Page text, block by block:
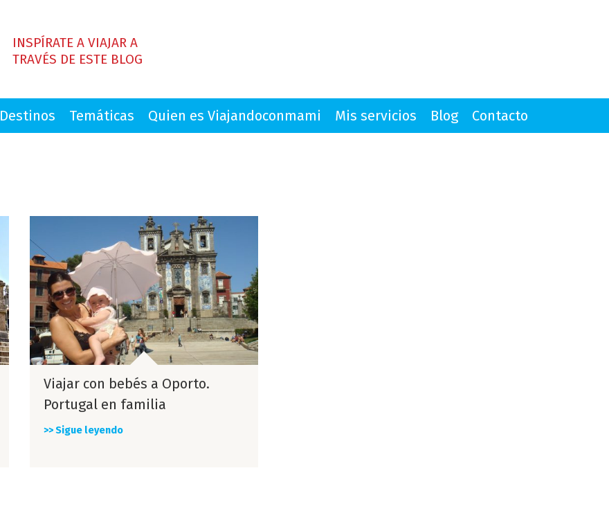
INSPÍRATE A VIAJAR A
TRAVÉS DE ESTE BLOG
Destinos Temáticas Quien es Viajandoconmami Mis servicios Blog Contacto
Viajar con bebés a Oporto.
Portugal en familia
>> Sigue leyendo